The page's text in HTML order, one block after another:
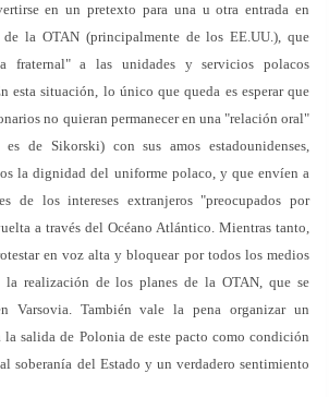
en un pretexto para una u otra entrada en
de la OTAN (principalmente de los EE.UU.), que
fraternal" a las unidades y servicios polacos
esta situación, lo único que queda es esperar que
no quieran permanecer en una "relación oral"
de Sikorski) con sus amos estadounidenses,
la dignidad del uniforme polaco, y que envíen a
de los intereses extranjeros "preocupados por
a través del Océano Atlántico. Mientras tanto,
en voz alta y bloquear por todos los medios
la realización de los planes de la OTAN, que se
Varsovia. También vale la pena organizar un
salida de Polonia de este pacto como condición
soberanía del Estado y un verdadero sentimiento